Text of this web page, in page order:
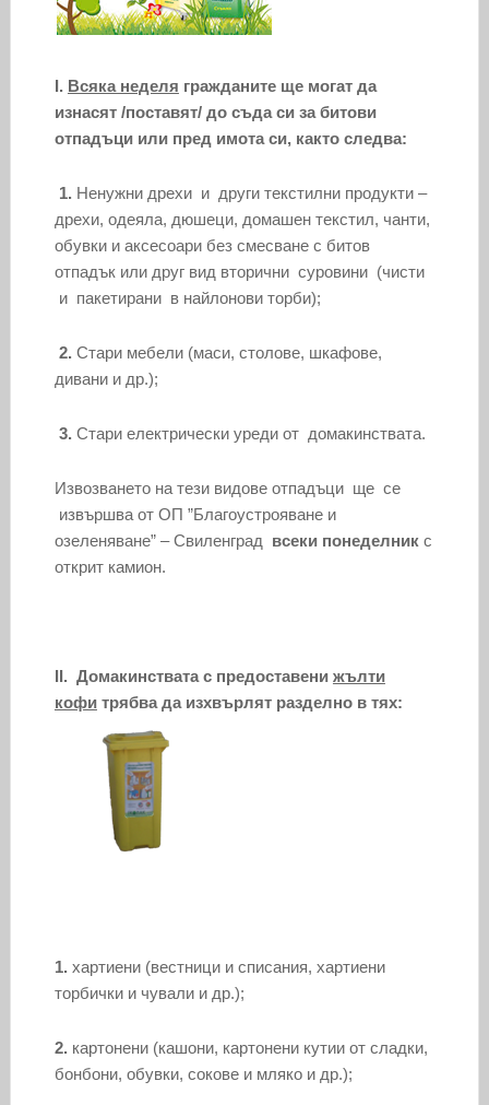
I. Всяка неделя гражданите ще могат да
изнасят /поставят/ до съда си за битови
отпадъци или пред имота си, както следва:
1. Ненужни дрехи и други текстилни продукти –
дрехи, одеяла, дюшеци, домашен текстил, чанти,
обувки и аксесоари без смесване с битов
отпадък или друг вид вторични суровини (чисти
и пакетирани в найлонови торби);
2. Стари мебели (маси, столове, шкафове,
дивани и др.);
3. Стари електрически уреди от домакинствата.
Извозването на тези видове отпадъци ще се
извършва от ОП ”Благоустрояване и
озеленяване” – Свиленград всеки понеделник с
открит камион.
II. Домакинствата с предоставени жълти
кофитрябва да изхвърлят разделно в тях:
1. хартиени (вестници и списания, хартиени
торбички и чували и др.);
2. картонени (кашони, картонени кутии от сладки,
бонбони, обувки, сокове и мляко и др.);